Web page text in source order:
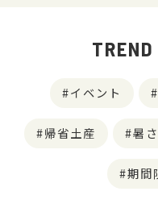
イベント
帰省土産 暑
期間